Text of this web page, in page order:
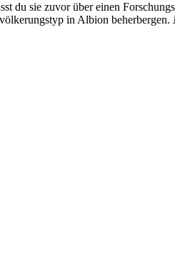
du sie zuvor über einen
in Albion beherbergen.